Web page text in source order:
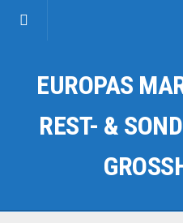
Kategorien
Auto & Motorrad
Fahrzeuge & Transport
EUROPAS
REST- &